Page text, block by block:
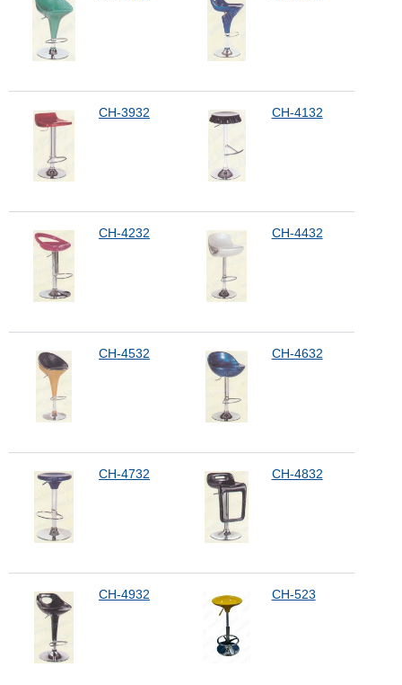
CH-3932 CH-4132
CH-4232 CH-4432
CH-4532 CH-4632
CH-4732 CH-4832
CH-4932 CH-523